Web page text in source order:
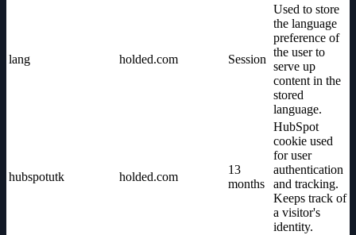
lang holded.com Session
Used to store
the language
preference of
the user to
serve up
content in the
stored
language.
hubspotutk holded.com
13
months
HubSpot
cookie used
for user
authentication
and tracking.
Keeps track of
a visitor's
identity.